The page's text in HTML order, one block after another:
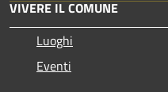
VIVERE IL COMUNE
Luoghi
Eventi